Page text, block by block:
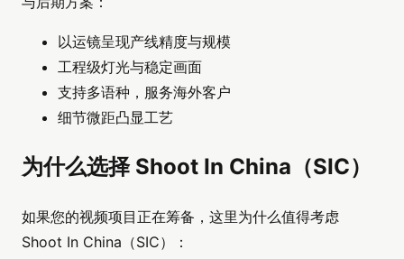
以运镜呈现产线精度与规模
工程级灯光与稳定画面
支持多语种，服务海外客户
细节微距凸显工艺
为什么选择 Shoot In China（SIC）
如果您的视频项目正在筹备，这里为什么值得考虑
Shoot In China（SIC）：